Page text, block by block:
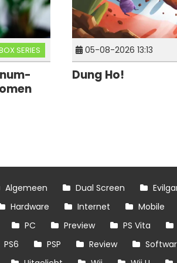
SERIES 05-08-2026 13:13
Dung Ho!
Algemeen Dual Screen
Hardware Internet Mobile
PC Preview PS Vita
PS6 PSP Review